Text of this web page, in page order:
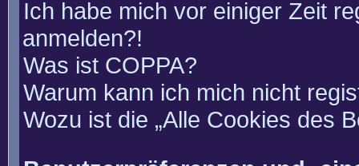
Ich habe mich vor einiger Zeit
anmelden?!
Was ist COPPA?
Warum kann ich mich nicht
Wozu ist die „Alle Cookies des